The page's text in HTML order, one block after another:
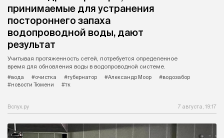
принимаемые для устранения
постороннего запаха
водопроводной воды, дают
результат
Учитывая протяженность сетей, потребуется определенное
время для обновления воды в водопроводной системе.
#вода
#очистка #губернатор #Александр Моор
#водозабор
#новости Тюмени
#тк
Вслух.ру 7 августа, 19:17